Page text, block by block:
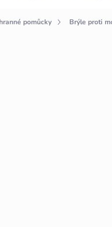
pomůcky Brýle proti